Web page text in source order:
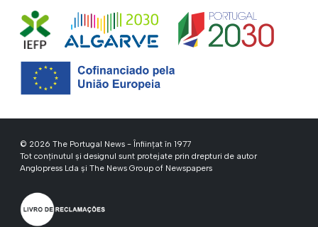
© 2026 The Portugal News - Înființat în 1977
Tot conținutul și designul sunt protejate prin drepturi de autor
Anglopress Lda și The News Group of Newspapers